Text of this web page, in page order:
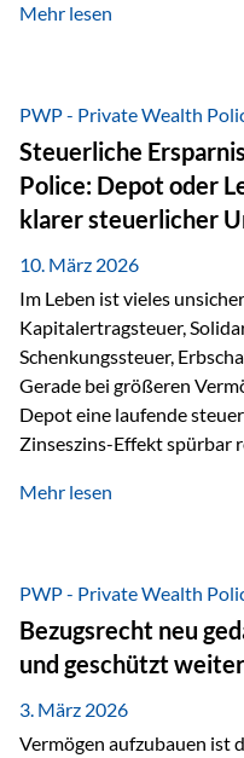
Personen transparent zu
Stunden pro Jahr für
Versicherungsbranche.
von „gut beraten“ können
zentral erfasst und
zertifiziert Als zertifizierter
Webinare nun für die…
Mehr lesen
PWP - Private Wealth
Steuerliche
Police: Depot oder
klarer steuerlicher
10. März 2026
Im Leben ist vieles
Kapitalertragsteuer,
Schenkungssteuer,
Gerade bei größeren
Depot eine laufende
Zinseszins-Effekt spürbar
nicht laufend Kapital
Privatdepot fallen an:
(Vorabpauschale,
der
Depotbankgebühren
Zinsen, Dividenden und
besteuert.
Mehr lesen
PWP - Private Wealth
Bezugsrecht neu
und geschützt
3. März 2026
Vermögen aufzubauen ist